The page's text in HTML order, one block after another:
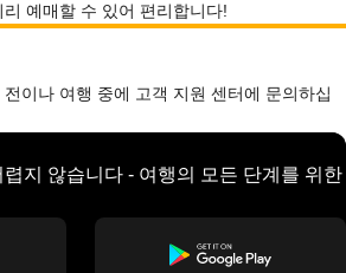
예매할 수 있어 편리합니다!
이나 여행 중에 고객 지원 센터에 문의하십
지 않습니다 - 여행의 모든 단계를 위한